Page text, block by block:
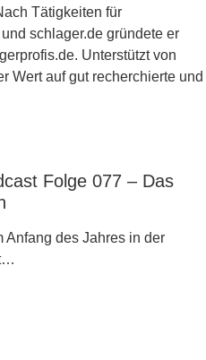
Tätigkeiten für
schlager.de gründete er
Unterstützt von
Wert auf gut recherchierte und
Folge 077 – Das
Anfang des Jahres in der